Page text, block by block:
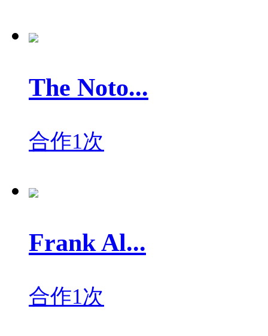
The Noto...
合作1次
Frank Al...
合作1次